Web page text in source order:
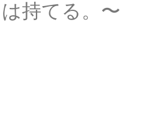
は持てる。〜